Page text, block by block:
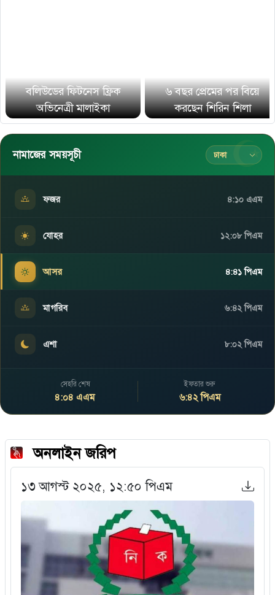
বলিউডের ফিটনেস ফ্রিক
অভিনেত্রী মালাইকা
৬ বছর প্রেমের পর বিয়ে
করছেন শিরিন শিলা
নামাজের সময়সূচী
ফজর ৪:১০ এএম
যোহর ১২:০৮ পিএম
আসর ৪:৪১ পিএম
মাগরিব ৬:৪২ পিএম
এশা ৮:০২ পিএম
সেহরি শেষ
৪:০৪ এএম
ইফতার শুরু
৬:৪২ পিএম
অনলাইন জরিপ
১৩ আগস্ট ২০২৫, ১২:৫০ পিএম